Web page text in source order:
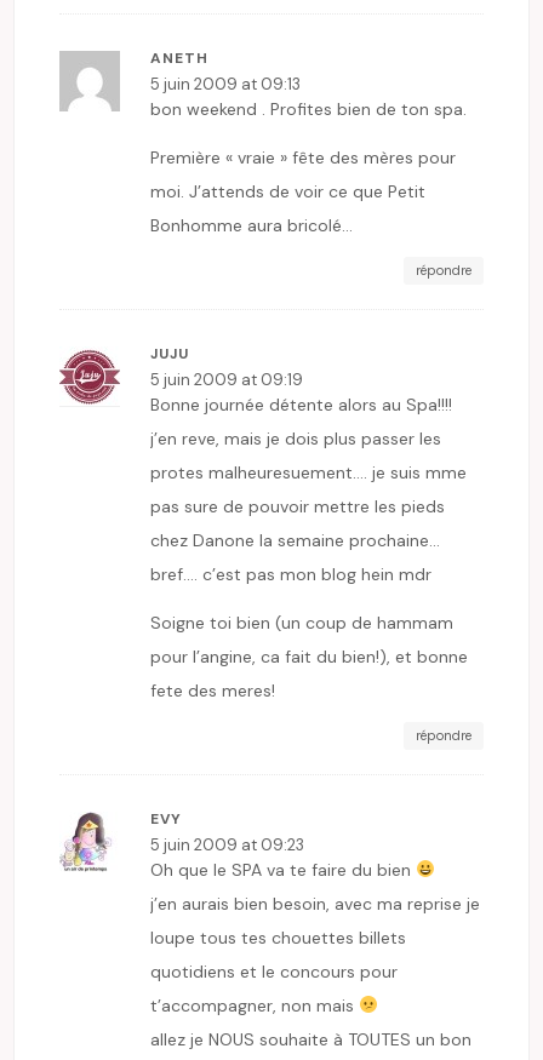
ANETH
5 juin 2009 at 09:13
bon weekend . Profites bien de ton spa.
Première « vraie » fête des mères pour
moi. J’attends de voir ce que Petit
Bonhomme aura bricolé…
répondre
JUJU
5 juin 2009 at 09:19
Bonne journée détente alors au Spa!!!!
j’en reve, mais je dois plus passer les
protes malheuresuement…. je suis mme
pas sure de pouvoir mettre les pieds
chez Danone la semaine prochaine…
bref…. c’est pas mon blog hein mdr
Soigne toi bien (un coup de hammam
pour l’angine, ca fait du bien!), et bonne
fete des meres!
répondre
EVY
5 juin 2009 at 09:23
Oh que le SPA va te faire du bien
j’en aurais bien besoin, avec ma reprise je
loupe tous tes chouettes billets
quotidiens et le concours pour
t’accompagner, non mais
allez je NOUS souhaite à TOUTES un bon